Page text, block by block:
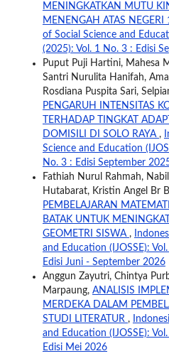
MENINGKATKAN MUTU
MENENGAH ATAS
of Social Science and
(2025): Vol. 1 No. 3 : Edisi
Puput Puji Hartini, Mahesa
Santri Nurulita Hanifah,
Rosdiana Puspita Sari,
PENGARUH INTENSITAS
TERHADAP TINGKAT
DOMISILI DI SOLO RAYA ,
Science and Education
No. 3 : Edisi September
Fathiah Nurul Rahmah,
Hutabarat, Kristin Angel Br
PEMBELAJARAN
BATAK UNTUK
GEOMETRI SISWA ,
and Education (IJOSSE):
Edisi Juni - September 2026
Anggun Zayutri, Chintya
Marpaung, ANALISIS
MERDEKA DALAM
STUDI LITERATUR ,
and Education (IJOSSE):
Edisi Mei 2026